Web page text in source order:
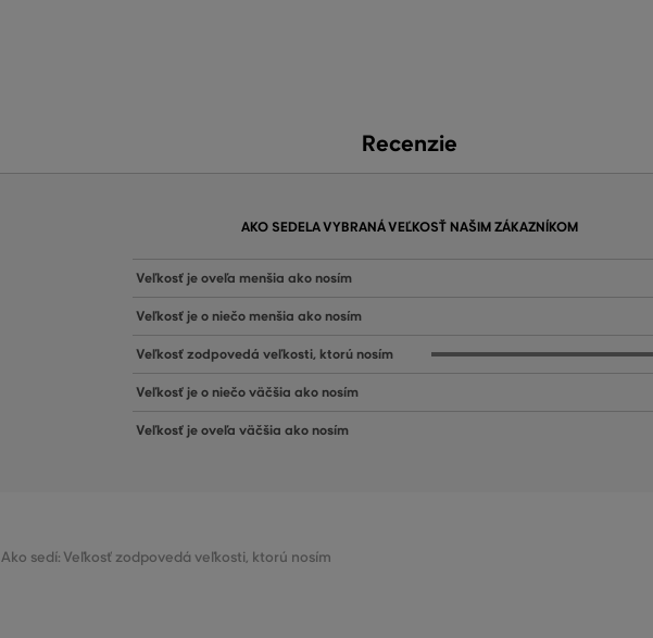
Recenzie
AKO SEDELA VYBRANÁ VEĽKOSŤ NAŠIM ZÁKAZNÍKOM
Veľkosť je oveľa menšia ako nosím
Veľkosť je o niečo menšia ako nosím
Veľkosť zodpovedá veľkosti, ktorú nosím
Veľkosť je o niečo väčšia ako nosím
Veľkosť je oveľa väčšia ako nosím
Ako sedí: Veľkosť zodpovedá veľkosti, ktorú nosím